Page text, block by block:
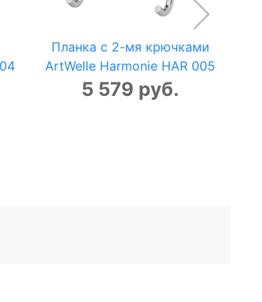
Планка с 2-мя крючками
ArtWelle Harmonie HAR 005
5 579 руб.